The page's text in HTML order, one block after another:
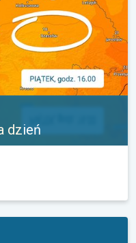
dzień